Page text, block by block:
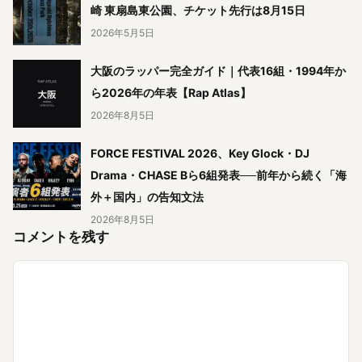
崎 東扇島東公園、チケット先行は8月15日
2026年5月5日
大阪のラッパー完全ガイド｜代表16組・1994年か
ら2026年の年表【Rap Atlas】
2026年8月5日
FORCE FESTIVAL 2026、Key Glock・DJ
Drama・CHASE Bら6組発表──前年から続く「海
外＋国内」の告知文法
2026年8月5日
コメントを残す